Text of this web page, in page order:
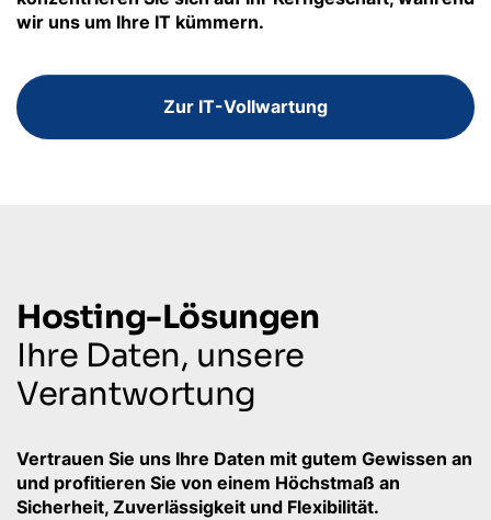
wir uns um Ihre IT kümmern.
Zur IT-Vollwartung
Hosting-Lösungen
Ihre Daten, unsere
Verantwortung
Vertrauen Sie uns Ihre Daten mit gutem Gewissen an
und profitieren Sie von einem Höchstmaß an
Sicherheit, Zuverlässigkeit und Flexibilität.